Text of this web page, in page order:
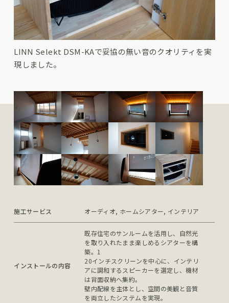
LINN Selekt DSM-KAで妥協の無い音のクオリティを実
現しました。
施工サービス オーディオ, ホームシアター, インテリア
インストールの内容
既存住宅のサンルームを活用し、自然光
を取り入れたまま楽しめるシアターを構
築。1
20インチスクリーンを中心に、インテリ
アに調和するスピーカーを選定し、機材
は背面収納へ集約。
壁内配線を主体とし、空間の美観と音質
を両立したシステムを実現。